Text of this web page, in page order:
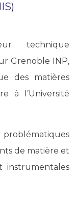
technique
Grenoble INP,
des matières
à l’Université
de matière et
instrumentales